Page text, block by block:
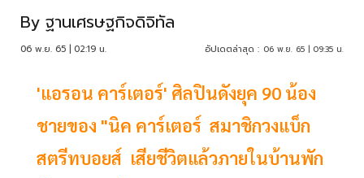
By ฐานเศรษฐกิจดิจิทัล
06 พ.ย. 65 | 02:19 น. อัปเดตล่าสุด : 06 พ.ย. 65 | 09:35 น.
'แอรอน คาร์เตอร์' ศิลปินดังยุค 90 น้อง
ชายของ "นิค คาร์เตอร์ สมาชิกวงแบ็ก
สตรีทบอยส์ เสียชีวิตแล้วภายในบ้านพัก